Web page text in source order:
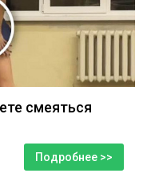
смеяться
Подробнее >>